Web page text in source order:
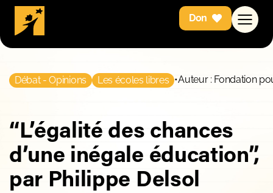
Don
Débat - Opinions Les écoles libres •Auteur : Fondation
“L’égalité des chances
d’une inégale éducation”,
par Philippe Delsol